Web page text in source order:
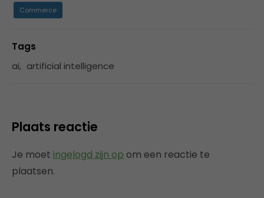
Commerce
Tags
ai, artificial intelligence
Plaats reactie
Je moet ingelogd zijn op om een reactie te
plaatsen.